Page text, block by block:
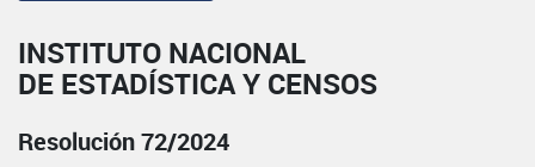
INSTITUTO NACIONAL
DE ESTADÍSTICA Y CENSOS
Resolución 72/2024